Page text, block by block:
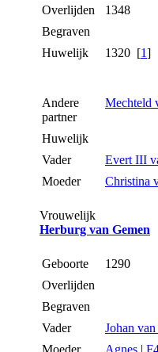
Overlijden
1348
Begraven
Huwelijk
1320 [1]
Andere
partner
Mechteld
Huwelijk
Vader
Evert III
Moeder
Christina
Vrouwelijk
Herburg van Gemen
Geboorte
1290
Overlijden
Begraven
Vader
Johan